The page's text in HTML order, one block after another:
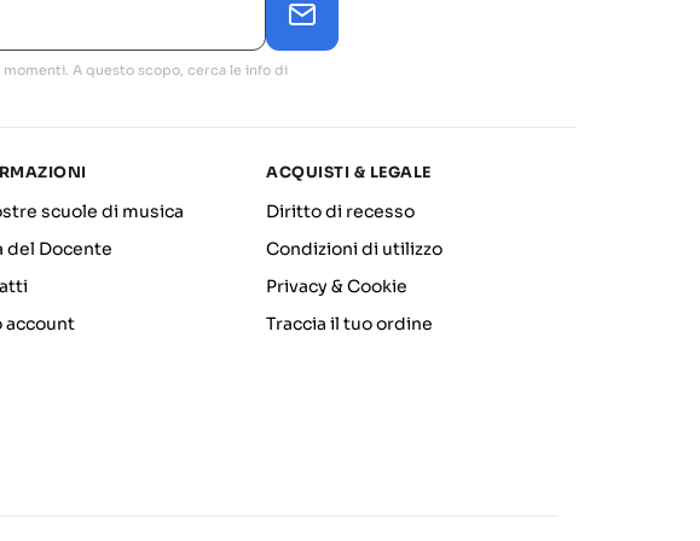
momenti. A questo scopo, cerca le info di
scuole di musica
del Docente
account
ACQUISTI & LEGALE
Diritto di recesso
Condizioni di utilizzo
Privacy & Cookie
Traccia il tuo ordine